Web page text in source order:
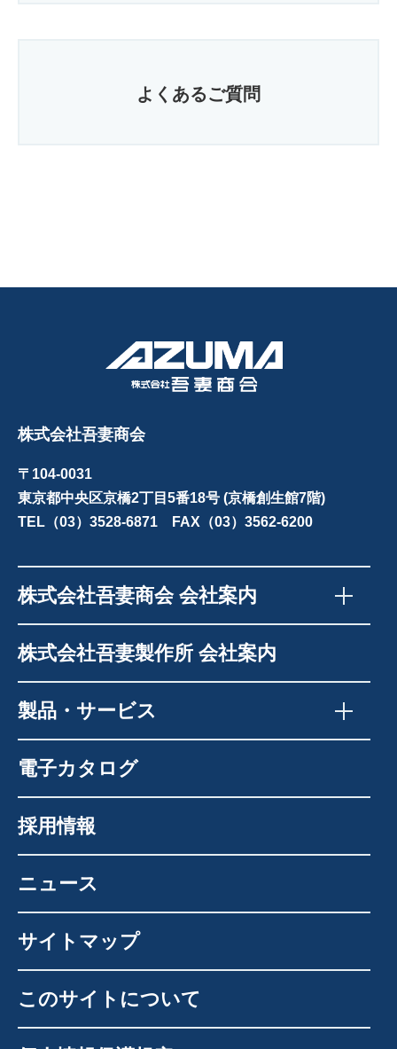
よくあるご質問
株式会社吾妻商会
〒104-0031
東京都中央区京橋2丁目5番18号 (京橋創生館7階)
TEL（03）3528-6871 FAX（03）3562-6200
株式会社吾妻商会 会社案内
株式会社吾妻製作所 会社案内
製品・サービス
電子カタログ
採用情報
ニュース
サイトマップ
このサイトについて